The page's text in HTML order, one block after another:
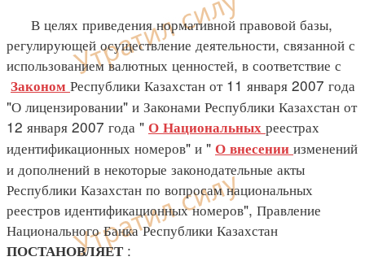
В целях приведения нормативной правовой базы,
регулирующей осуществление деятельности, связанной с
использованием валютных ценностей, в соответствие с
Законом Республики Казахстан от 11 января 2007 года
"О лицензировании" и Законами Республики Казахстан от
12 января 2007 года " О Национальных реестрах
идентификационных номеров" и " О внесении изменений
и дополнений в некоторые законодательные акты
Республики Казахстан по вопросам национальных
реестров идентификационных номеров", Правление
Национального Банка Республики Казахстан
ПОСТАНОВЛЯЕТ :